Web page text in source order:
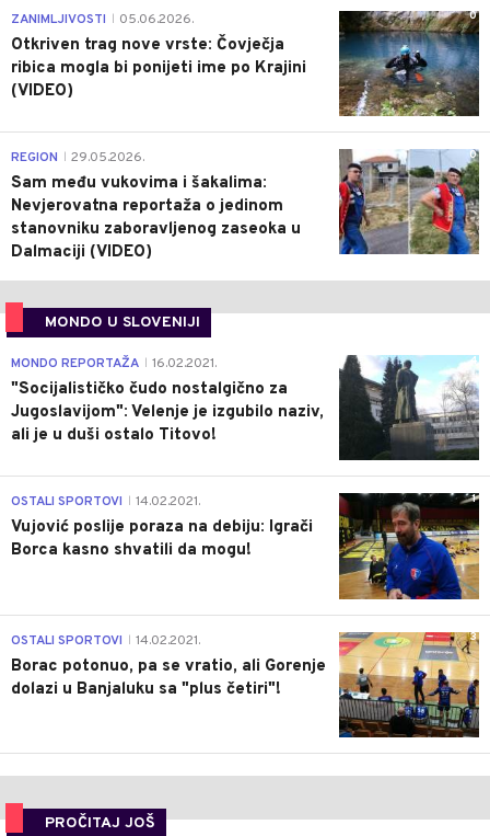
0
ZANIMLJIVOSTI 05.06.2026.
Otkriven trag nove vrste: Čovječja
ribica mogla bi ponijeti ime po Krajini
(VIDEO)
0
REGION 29.05.2026.
Sam među vukovima i šakalima:
Nevjerovatna reportaža o jedinom
stanovniku zaboravljenog zaseoka u
Dalmaciji (VIDEO)
MONDO U SLOVENIJI
4
MONDO REPORTAŽA 16.02.2021.
"Socijalističko čudo nostalgično za
Jugoslavijom": Velenje je izgubilo naziv,
ali je u duši ostalo Titovo!
1
OSTALI SPORTOVI 14.02.2021.
Vujović poslije poraza na debiju: Igrači
Borca kasno shvatili da mogu!
3
OSTALI SPORTOVI 14.02.2021.
Borac potonuo, pa se vratio, ali Gorenje
dolazi u Banjaluku sa "plus četiri"!
PROČITAJ JOŠ